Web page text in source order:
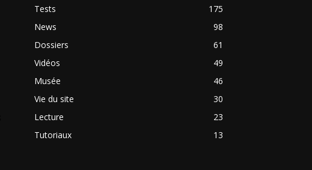
Tests
175
News
98
Dossiers
61
Vidéos
49
Musée
46
Vie du site
30
Lecture
23
Tutoriaux
13